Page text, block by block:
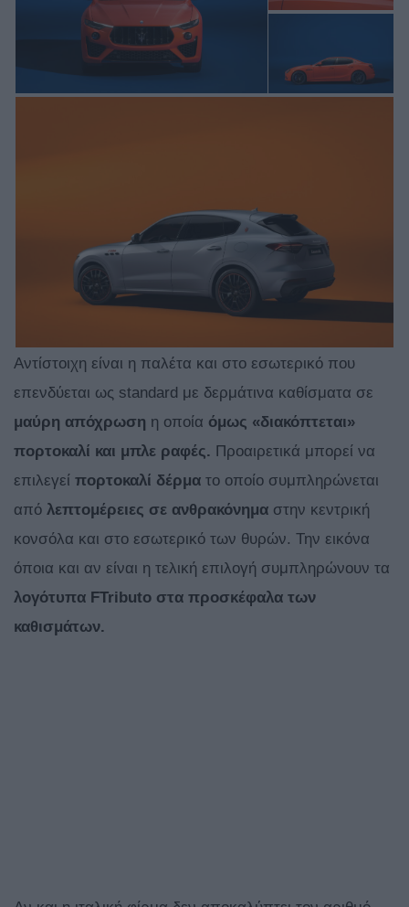
Αντίστοιχη είναι η παλέτα και στο εσωτερικό που
επενδύεται ως standard με δερμάτινα καθίσματα σε
μαύρη απόχρωση η οποία όμως «διακόπτεται»
πορτοκαλί και μπλε ραφές. Προαιρετικά μπορεί να
επιλεγεί πορτοκαλί δέρμα το οποίο συμπληρώνεται
από λεπτομέρειες σε ανθρακόνημα στην κεντρική
κονσόλα και στο εσωτερικό των θυρών. Την εικόνα
όποια και αν είναι η τελική επιλογή συμπληρώνουν τα
λογότυπα FTributo στα προσκέφαλα των
καθισμάτων.